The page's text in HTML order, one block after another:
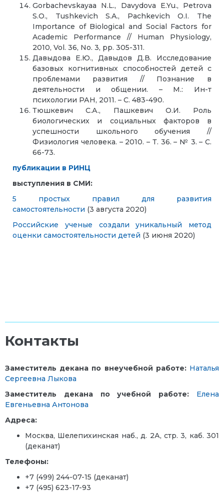
Gorbachevskayaa N.L., Davydova E.Yu., Petrova
S.O., Tushkevich S.A., Pachkevich O.I. The
Importance of Biological and Social Factors for
Academic Performance // Human Physiology,
2010, Vol. 36, No. 3, pp. 305-311.
Давыдова Е.Ю., Давыдов Д.В. Исследование
базовых когнитивных способностей детей с
проблемами развития // Познание в
деятельности и общении. – М.: Ин-т
психологии РАН, 2011. – С. 483-490.
Тюшкевич С.А., Пашкевич О.И. Роль
биологических и социальных факторов в
успешности школьного обучения //
Физиология человека. – 2010. – Т. 36. – № 3. – С.
66-73.
публикации в РИНЦ
выступления в СМИ:
5 простых правил для развития
самостоятельности (3 августа 2020)
Российские ученые создали уникальный метод
оценки самостоятельности детей (3 июня 2020)
Контакты
Заместитель декана по внеучебной работе: Наталья
Сергеевна Лыкова
Заместитель декана по учебной работе: Елена
Евгеньевна Антонова
Адреса:
Москва, Шелепихинская наб., д. 2А, стр. 3, каб. 301
(деканат)
Телефоны:
+7 (499) 244-07-15 (деканат)
+7 (495) 623-17-93